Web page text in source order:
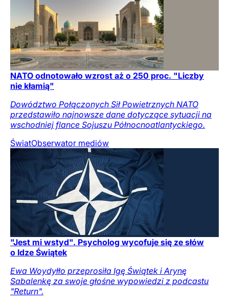
NATO odnotowało wzrost aż o 250 proc. "Liczby
nie kłamią"
Dowództwo Połączonych Sił Powietrznych NATO
przedstawiło najnowsze dane dotyczące sytuacji na
wschodniej flance Sojuszu Północnoatlantyckiego.
ŚwiatObserwator mediów
"Jest mi wstyd". Psycholog wycofuje się ze słów
o Idze Świątek
Ewa Woydyłło przeprosiła Igę Świątek i Arynę
Sabalenkę za swoje głośne wypowiedzi z podcastu
"Return".